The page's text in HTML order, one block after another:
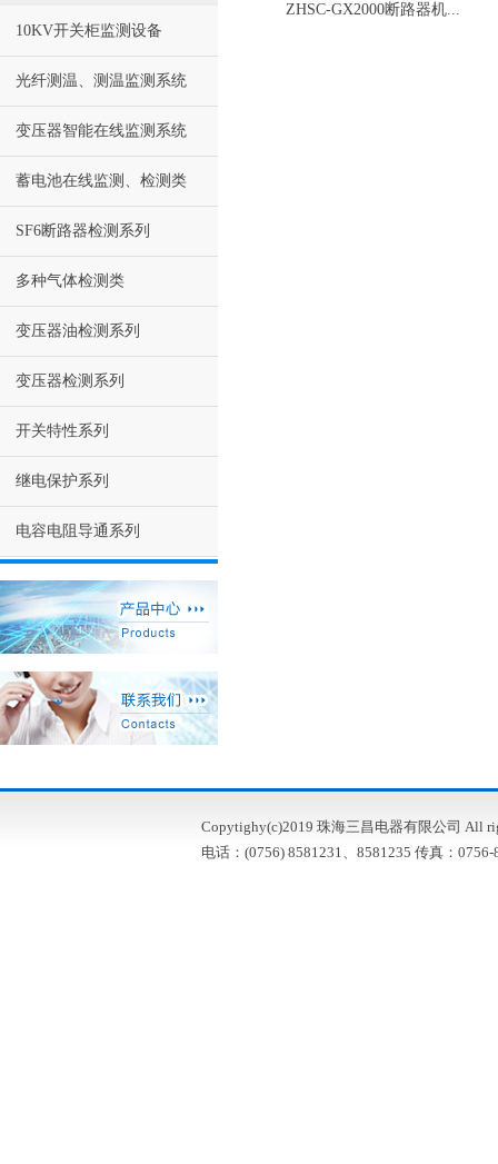
10KV开关柜监测设备
光纤测温、测温监测系统
变压器智能在线监测系统
蓄电池在线监测、检测类
SF6断路器检测系列
多种气体检测类
变压器油检测系列
变压器检测系列
开关特性系列
继电保护系列
电容电阻导通系列
ZHSC-GX2000断路器机...
Copytighy(c)2019 珠海三昌电器有限公司 All
电话：(0756) 8581231、8581235 传真：